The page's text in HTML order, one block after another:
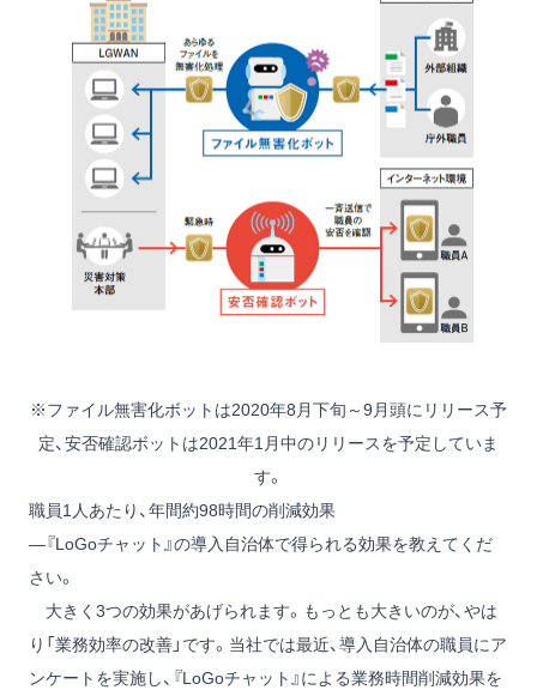
※ファイル無害化ボットは2020年8月下旬～9月頭にリリース予
定、安否確認ボットは2021年1月中のリリースを予定していま
す。
職員1人あたり、年間約98時間の削減効果
―『LoGoチャット』の導入自治体で得られる効果を教えてくだ
さい。
大きく3つの効果があげられます。もっとも大きいのが、やは
り「業務効率の改善」です。当社では最近、導入自治体の職員にア
ンケートを実施し、『LoGoチャット』による業務時間削減効果を